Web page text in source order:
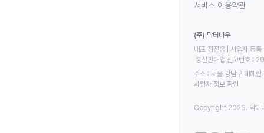
서비스 이용약관
(주) 닥터나우
대표 정진웅 | 사업자
통신판매업 신고번호
주소 : 서울 강남구 테헤
사업자 정보 확인
Copyright 2026. 닥터